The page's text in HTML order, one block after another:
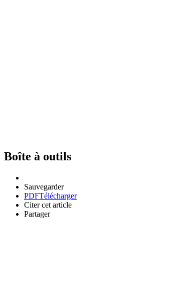
Boîte à outils
Sauvegarder
PDFTélécharger
Citer cet article
Partager